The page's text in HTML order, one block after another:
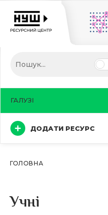
ДОДАТИ РЕСУРС
ГАЛУЗІ
ГОЛОВНА
Учні